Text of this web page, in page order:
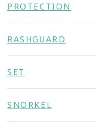
PROTECTION
RASHGUARD
SET
SNORKEL